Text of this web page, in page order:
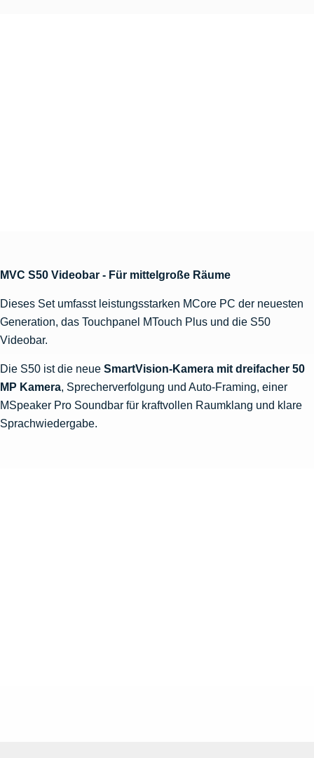
MVC S50 Videobar - Für mittelgroße Räume
Dieses Set umfasst leistungsstarken MCore PC der neuesten
Generation, das Touchpanel MTouch Plus und die S50
Videobar.
Die S50 ist die neue SmartVision-Kamera mit dreifacher 50
MP Kamera, Sprecherverfolgung und Auto-Framing, einer
MSpeaker Pro Soundbar für kraftvollen Raumklang und klare
Sprachwiedergabe.